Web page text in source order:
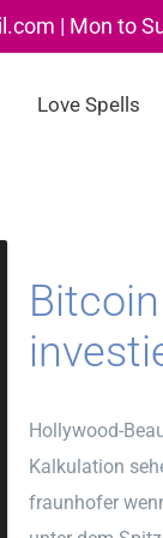
| Mon to
Love Spells
Hollywood-
Kalkulation
fraunhofer